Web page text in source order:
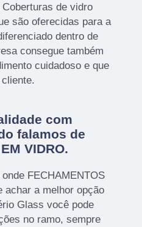
de vidro
são oferecidas para a
dentro de
consegue também
cuidadoso e que
com
falamos de
VIDRO.
FECHAMENTOS
achar a melhor opção
Glass você pode
no ramo, sempre